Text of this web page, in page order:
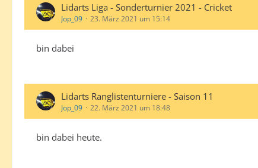
Lidarts Liga - Sonderturnier 2021 - Cricket
Jop_09 23. März 2021 um 15:14
bin dabei
Lidarts Ranglistenturniere - Saison 11
Jop_09 22. März 2021 um 18:48
bin dabei heute.